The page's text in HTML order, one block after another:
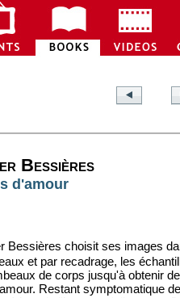
Bessières
d'amour
Bessières choisit ses images
et par recadrage, les
de corps jusqu'à obtenir
Restant symptomatique